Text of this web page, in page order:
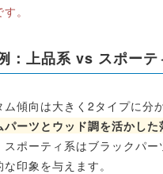
。
：上品系 vs スポーテ
傾向は大きく2タイプに分
パーツとウッド調を活かした
スポーティ系はブラックパー
印象を与えます。